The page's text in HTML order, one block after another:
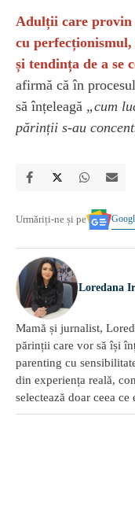
Adulții care provin
cu
și tendința de a se
afirmă că în
să înțeleagă „cum
părinții s-au
Urmăriți-ne și pe
Loredana
Mamă și jurnalist,
părinții care vor să își
parenting cu
din experiența reală,
selectează doar ceea